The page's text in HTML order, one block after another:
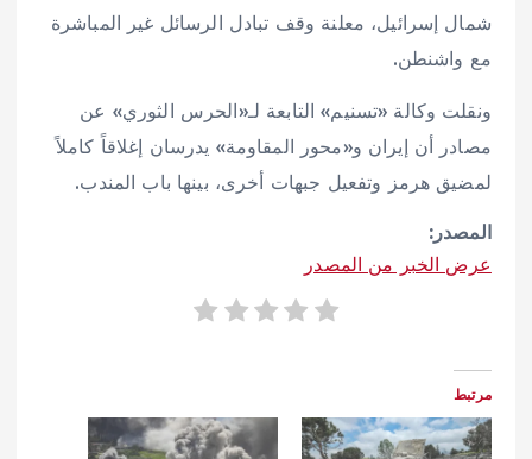
شمال إسرائيل، معلنة وقف تبادل الرسائل غير المباشرة
مع واشنطن.
ونقلت وكالة «تسنيم» التابعة لـ«الحرس الثوري» عن
مصادر أن إيران و«محور المقاومة» يدرسان إغلاقاً كاملاً
لمضيق هرمز وتفعيل جبهات أخرى، بينها باب المندب.
المصدر:
عرض الخبر من المصدر
مرتبط